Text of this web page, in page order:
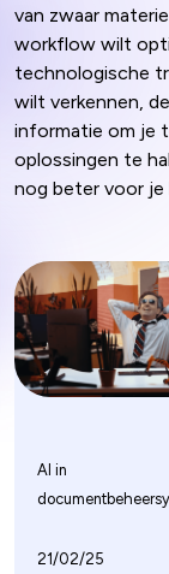
van zwaar
workflow wilt
technologische
wilt verkennen,
informatie om je
oplossingen te
nog beter voor je
AI in
21/02/25